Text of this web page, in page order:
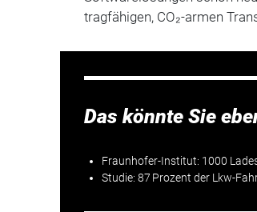
tragfähigen, CO₂-armen
Das könnte Sie
Fraunhofer-Institut: 1000
Studie: 87 Prozent der Lkw-